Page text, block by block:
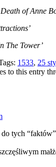
of Anne
The Tower’
1533, 25
to this entry
tych